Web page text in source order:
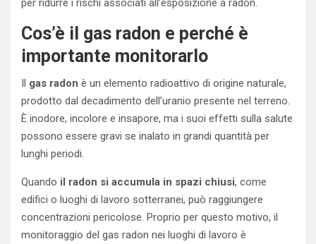
per ridurre i rischi associati all’esposizione a radon.
Cos’è il gas radon e perché è
importante monitorarlo
Il gas radon è un elemento radioattivo di origine naturale,
prodotto dal decadimento dell’uranio presente nel terreno.
È inodore, incolore e insapore, ma i suoi effetti sulla salute
possono essere gravi se inalato in grandi quantità per
lunghi periodi.
Quando il radon si accumula in spazi chiusi, come
edifici o luoghi di lavoro sotterranei, può raggiungere
concentrazioni pericolose. Proprio per questo motivo, il
monitoraggio del gas radon nei luoghi di lavoro è